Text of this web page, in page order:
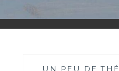
UN PEU DE